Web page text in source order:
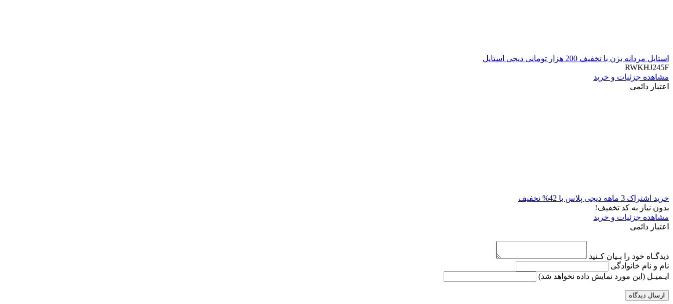
استایل مردانه بزن با تخفیف 200 هزار تومانی دیجی استایل
RWKHJ245F
مشاهده جزئیات و خرید
اعتبار دائمی
خرید اشتراک 3 ماهه دیجی پلاس با 42% تخفیف
بدون نیاز به کد تخفیف!
مشاهده جزئیات و خرید
اعتبار دائمی
دیدگـاه خود را بـیان کـنید
نام و نام خانوادگی
ایـمیـل (این مورد نمایش داده نخواهد شد)
ارسال دیدگاه